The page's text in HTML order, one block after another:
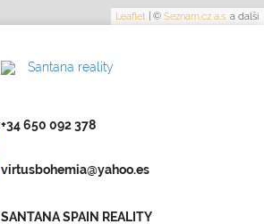
Leaflet ©Seznam.cz a.s. a další
+34 650 092 378
virtusbohemia@yahoo.es
SANTANA SPAIN REALITY